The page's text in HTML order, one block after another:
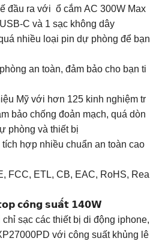
đầu ra với ổ cắm AC 300W Max
C và 1 sạc không dây
nhiều loại pin dự phòng để bạn
an toàn, đảm bảo cho bạn ti
Mỹ với hơn 125 kinh nghiệm tr
bảo chống đoản mạch, quá dòn
phòng và thiết bị
hợp nhiều chuẩn an toàn cao
FCC, ETL, CB, EAC, RoHS, Rea
𝗰𝗼̂𝗻𝗴 𝘀𝘂𝗮̂́𝘁 𝟭𝟰𝟬𝗪
chỉ sạc các thiết bị di động iphone,
với công suất khủng lê